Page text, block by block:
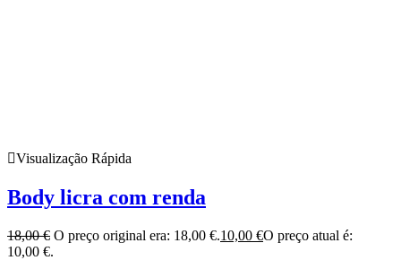
Visualização Rápida
Body licra com renda
18,00€ O preço original era: 18,00 €.10,00 €O preço atual é:
10,00 €.